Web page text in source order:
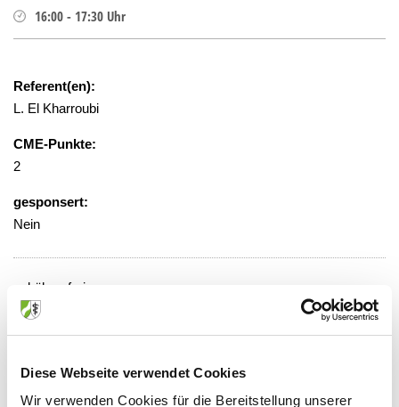
Diese Webseite verwendet Cookies
Wir verwenden Cookies für die Bereitstellung unserer
16:00 - 17:30 Uhr
Referent(en):
L. El Kharroubi
CME-Punkte:
2
gesponsert:
Nein
gebührenfrei
Konferenzraum und -saal, 1. Etage,
KAIS Lounge Raum 112